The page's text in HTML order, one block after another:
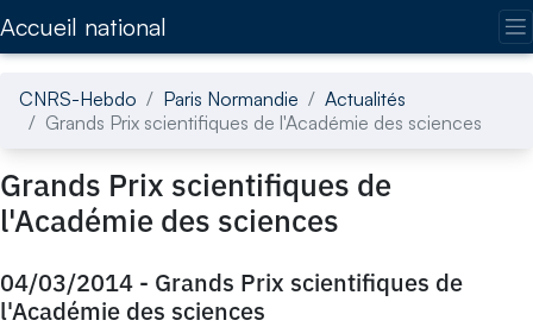
Accueil national
CNRS-Hebdo Paris Normandie
Actualités
Grands Prix scientifiques de l'Académie des sciences
Grands Prix scientifiques de
l'Académie des sciences
04/03/2014 - Grands Prix scientifiques de
l'Académie des sciences